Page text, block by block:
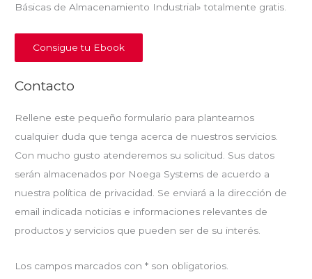
Básicas de Almacenamiento Industrial» totalmente gratis.
Consigue tu Ebook
Contacto
Rellene este pequeño formulario para plantearnos
cualquier duda que tenga acerca de nuestros servicios.
Con mucho gusto atenderemos su solicitud. Sus datos
serán almacenados por Noega Systems de acuerdo a
nuestra política de privacidad. Se enviará a la dirección de
email indicada noticias e informaciones relevantes de
productos y servicios que pueden ser de su interés.
Los campos marcados con * son obligatorios.